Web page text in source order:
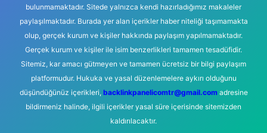
bulunmamaktadır. Sitede yalnızca kendi hazırladığımız makaleler
paylaşılmaktadır. Burada yer alan içerikler haber niteliği taşımamakta
olup, gerçek kurum ve kişiler hakkında paylaşım yapılmamaktadır.
Gerçek kurum ve kişiler ile isim benzerlikleri tamamen tesadüfidir.
Sitemiz, kar amacı gütmeyen ve tamamen ücretsiz bir bilgi paylaşım
platformudur. Hukuka ve yasal düzenlemelere aykırı olduğunu
düşündüğünüz içerikleri, backlinkpanelicomtr@gmail.comadresine
bildirmeniz halinde, ilgili içerikler yasal süre içerisinde sitemizden
kaldırılacaktır.